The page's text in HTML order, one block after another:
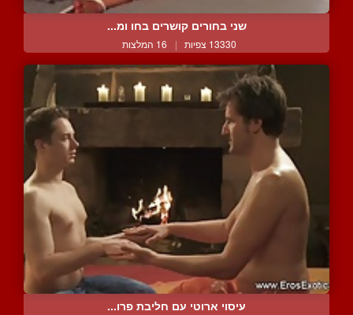
שני בחורים קושרים בחו ומ...
13330 צפיות | 16 המלצות
עיסוי ארוטי עם חליבת פרו...